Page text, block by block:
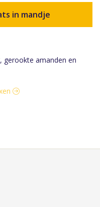
gerookte amanden en
in mandje